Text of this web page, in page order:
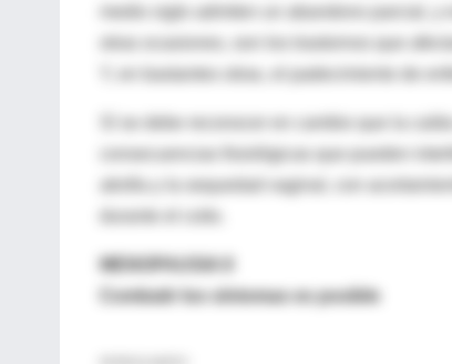
medio siglo admiten un abandono parcial,
Sí se debe reconocer en cambio que la
consecuencias fisiológicas que pueden
atrofia y la sequedad vaginal, con
Combatir los síntomas es posible